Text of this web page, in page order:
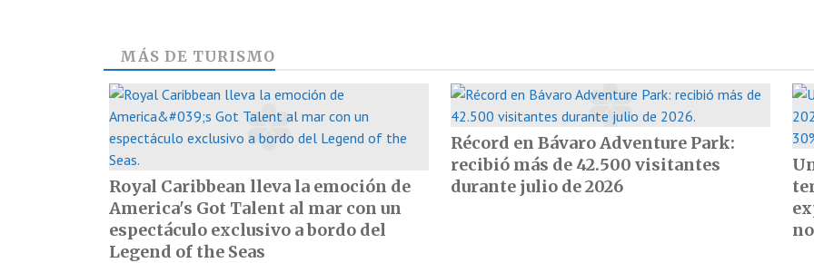
MÁS DE TURISMO
Royal Caribbean lleva la emoción de
America's Got Talent al mar con un
espectáculo exclusivo a bordo del
Legend of the Seas
Récord en Bávaro Adventure Park:
recibió más de 42.500 visitantes
durante julio de 2026